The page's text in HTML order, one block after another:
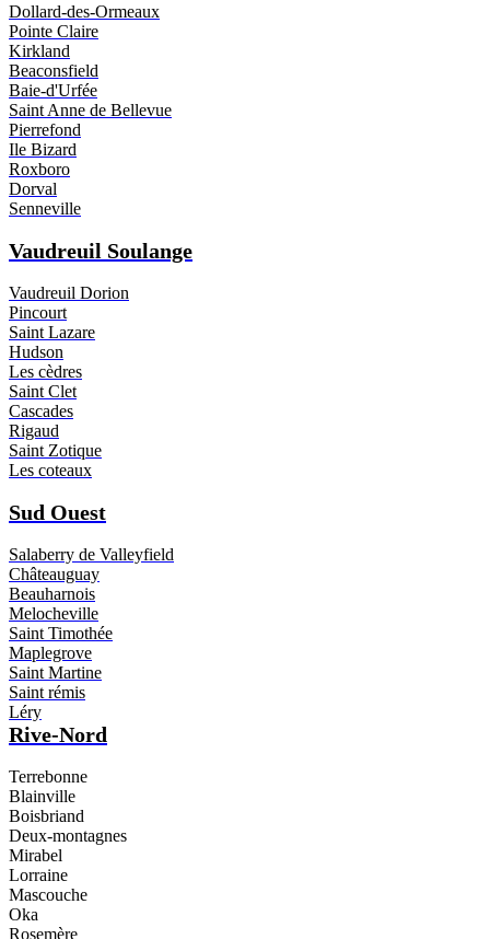
Dollard-des-Ormeaux
Pointe Claire
Kirkland
Beaconsfield
Baie-d'Urfée
Saint Anne de Bellevue
Pierrefond
Ile Bizard
Roxboro
Dorval
Senneville
Vaudreuil Soulange
Vaudreuil Dorion
Pincourt
Saint Lazare
Hudson
Les cèdres
Saint Clet
Cascades
Rigaud
Saint Zotique
Les coteaux
Sud Ouest
Salaberry de Valleyfield
Châteauguay
Beauharnois
Melocheville
Saint Timothée
Maplegrove
Saint Martine
Saint rémis
Léry
Rive-Nord
Terrebonne
Blainville
Boisbriand
Deux-montagnes
Mirabel
Lorraine
Mascouche
Oka
Rosemère